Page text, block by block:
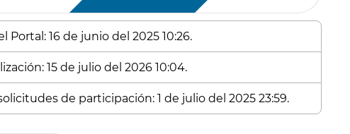
16 de junio del 2025 10:26.
15 de julio del 2026 10:04.
de participación: 1 de julio del 2025 23:59.